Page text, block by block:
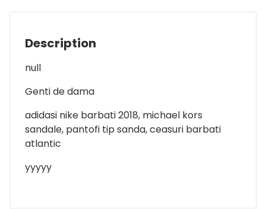
Description
null
Genti de dama
adidasi nike barbati 2018, michael kors
sandale, pantofi tip sanda, ceasuri barbati
atlantic
yyyyy